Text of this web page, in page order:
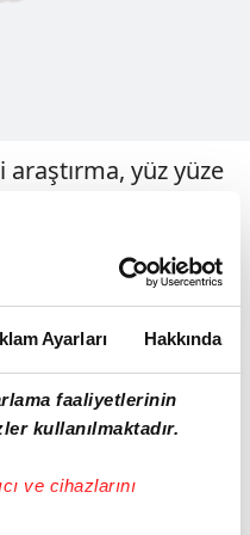
Ayarları Hakkında
faaliyetlerinin
kullanılmaktadır.
ve cihazlarını
yüz yüze
belirten
medya ve siyaset
Bu ön
sorularla 500
neden
gösterdiği gibi